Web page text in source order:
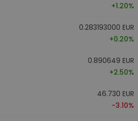
+1.20%
0.283193000 EUR
+0.20%
0.890649 EUR
+2.50%
46.730 EUR
-3.10%